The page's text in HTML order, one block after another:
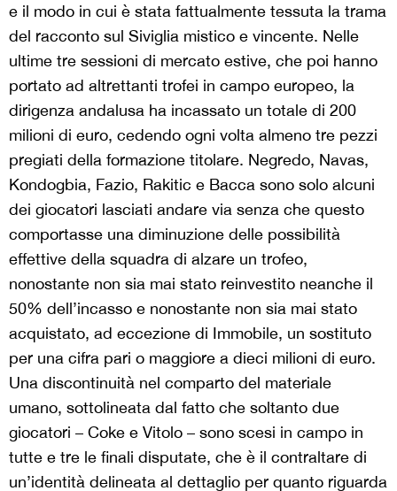
e il modo in cui è stata fattualmente tessuta la trama
del racconto sul Siviglia mistico e vincente. Nelle
ultime tre sessioni di mercato estive, che poi hanno
portato ad altrettanti trofei in campo europeo, la
dirigenza andalusa ha incassato un totale di 200
milioni di euro, cedendo ogni volta almeno tre pezzi
pregiati della formazione titolare. Negredo, Navas,
Kondogbia, Fazio, Rakitic e Bacca sono solo alcuni
dei giocatori lasciati andare via senza che questo
comportasse una diminuzione delle possibilità
effettive della squadra di alzare un trofeo,
nonostante non sia mai stato reinvestito neanche il
50% dell’incasso e nonostante non sia mai stato
acquistato, ad eccezione di Immobile, un sostituto
per una cifra pari o maggiore a dieci milioni di euro.
Una discontinuità nel comparto del materiale
umano, sottolineata dal fatto che soltanto due
giocatori – Coke e Vitolo – sono scesi in campo in
tutte e tre le finali disputate, che è il contraltare di
un’identità delineata al dettaglio per quanto riguarda